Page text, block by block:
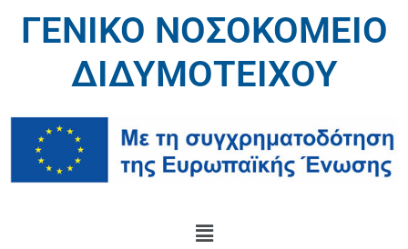
ΓΕΝΙΚΟ ΝΟΣΟΚΟΜΕΙΟ
ΔΙΔΥΜΟΤΕΙΧΟΥ